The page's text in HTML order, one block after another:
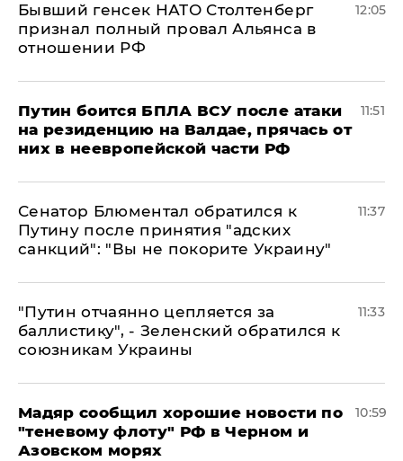
Бывший генсек НАТО Столтенберг
признал полный провал Альянса в
отношении РФ
12:05
Путин боится БПЛА ВСУ после атаки
на резиденцию на Валдае, прячась от
них в неевропейской части РФ
11:51
Сенатор Блюментал обратился к
Путину после принятия "адских
санкций": "Вы не покорите Украину"
11:37
"Путин отчаянно цепляется за
баллистику", - Зеленский обратился к
союзникам Украины
11:33
Мадяр сообщил хорошие новости по
"теневому флоту" РФ в Черном и
Азовском морях
10:59